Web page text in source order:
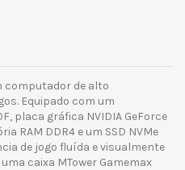
computador de alto
Equipado com um
placa gráfica NVIDIA GeForce
RAM DDR4 e um SSD NVMe
de jogo fluída e visualmente
caixa MTower Gamemax